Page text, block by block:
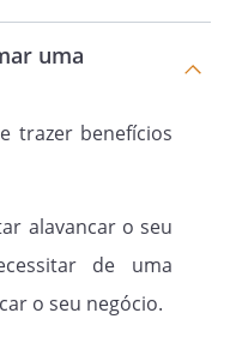
uma
trazer benefícios
alavancar o seu
de uma
o seu negócio.